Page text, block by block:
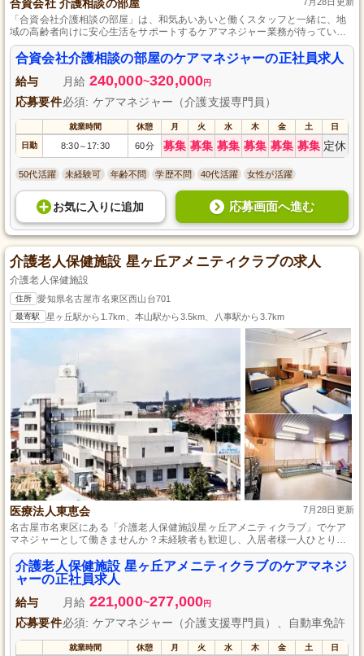
合資会社 介護相談の部屋
「合資会社介護相談の部屋」は、和気あいあいと働くスタッフと一緒に、地
域の高齢者向けに安心生活をサポートするケアマネジャー業務が待っていま
す。
合資会社介護相談の部屋のケアマネジャーの正社員求人
給与 月給 240,000~320,000円
応募要件必須: ケアマネジャー（介護支援専門員）
就業時間 休憩 月 火 水 木 金 土 日
日勤 8:30～ 17:30 60分 募集 募集 募集 募集 募集 募集 定休
50代活躍 未経験可 年齢不問 学歴不問 40代活躍 女性が活躍
お気に入り に追加 応募画面へ進む
介護老人保健施設 星ヶ丘アメニティクラブの求人
介護老人保健施設
住所 愛知県名古屋市名東区西山台701
最寄駅 星ヶ丘駅から1.7km、本山駅から3.5km、八事駅から3.7km
医療法人東恵会 7月28日更新
名古屋市名東区にある「介護老人保健施設星ヶ丘アメニティクラブ」でケア
マネジャーとして働きませんか？未経験者も歓迎し、入居者様一人ひとりの
ニーズに応じたケアプラン作成をサポートします。充実した研修制度と福利
厚生で、安定した職場環境を提供。専門性を高めながら、入居者様の明るい
笑顔を引き出すお手伝いを一緒にしましょう。自動車免許を活かして、外出
支援なども行います。ご応募お待ちしております。
介護老人保健施設 星ヶ丘アメニティクラブのケアマネジ
ャーの正社員求人
給与 月給 221,000~277,000円
応募要件必須: ケアマネジャー（介護支援専門員）、自動車免許
就業時間 休憩 月 火 水 木 金 土 日